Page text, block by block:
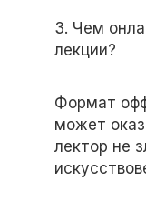
3. Чем
лекции?
Формат
может
лектор не